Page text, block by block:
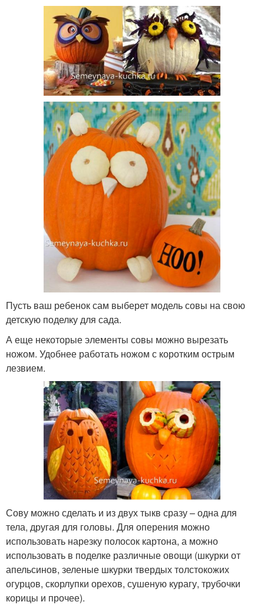
Пусть ваш ребенок сам выберет модель совы на свою
детскую поделку для сада.
А еще некоторые элементы совы можно вырезать
ножом. Удобнее работать ножом с коротким острым
лезвием.
Сову можно сделать и из двух тыкв сразу – одна для
тела, другая для головы. Для оперения можно
использовать нарезку полосок картона, а можно
использовать в поделке различные овощи (шкурки от
апельсинов, зеленые шкурки твердых толстокожих
огурцов, скорлупки орехов, сушеную курагу, трубочки
корицы и прочее).